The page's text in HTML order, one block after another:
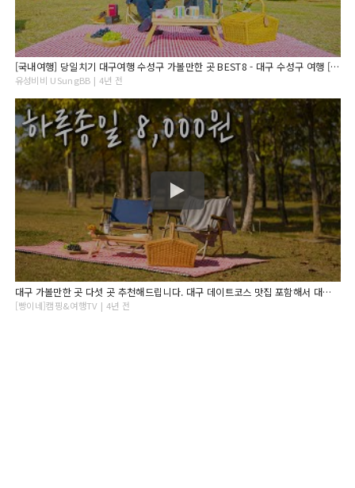
[국내여행] 당일치기 대구여행 수성구 가볼만한 곳 BEST8 - 대구 수성구 여행 [구독자이벤트] (ft. 수성구관광정보체험센터)
유성비비 USungBB | 4년 전
대구 가볼만한 곳 다섯 곳 추천해드립니다. 대구 데이트코스 맛집 포함해서 대구 수성곳 여행지를 찾으신다면 꼭 봐보시기 바랍니다.
[빵이네]캠핑&여행TV | 4년 전